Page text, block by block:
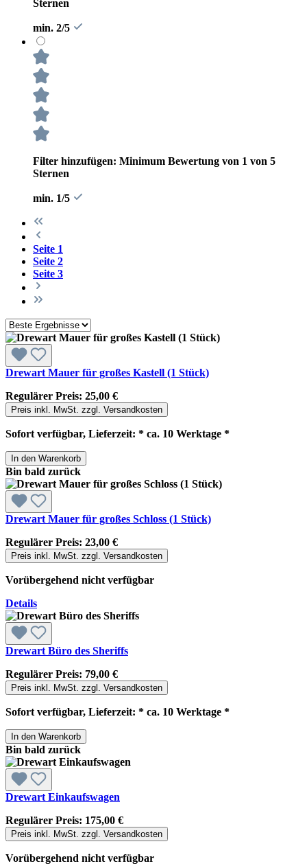
Sternen
min. 2/5
Filter hinzufügen: Minimum Bewertung von 1 von 5
Sternen
min. 1/5
Seite 1
Seite 2
Seite 3
Drewart Mauer für großes Kastell (1 Stück)
Regulärer Preis: 25,00 €
Preis inkl. MwSt. zzgl. Versandkosten
Sofort verfügbar, Lieferzeit: * ca. 10 Werktage *
In den Warenkorb
Bin bald zurück
Drewart Mauer für großes Schloss (1 Stück)
Regulärer Preis: 23,00 €
Preis inkl. MwSt. zzgl. Versandkosten
Vorübergehend nicht verfügbar
Details
Drewart Büro des Sheriffs
Regulärer Preis: 79,00 €
Preis inkl. MwSt. zzgl. Versandkosten
Sofort verfügbar, Lieferzeit: * ca. 10 Werktage *
In den Warenkorb
Bin bald zurück
Drewart Einkaufswagen
Regulärer Preis: 175,00 €
Preis inkl. MwSt. zzgl. Versandkosten
Vorübergehend nicht verfügbar